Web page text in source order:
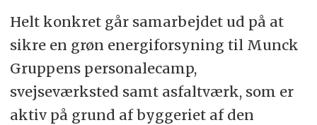
Helt konkret går samarbejdet ud på at
sikre en grøn energiforsyning til Munck
Gruppens personalecamp,
svejseværksted samt asfaltværk, som er
aktiv på grund af byggeriet af den